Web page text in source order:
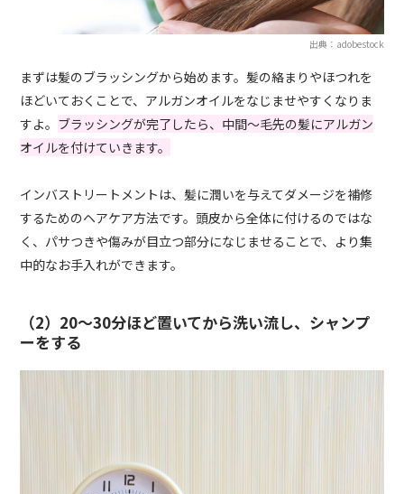
出典：adobestock
まずは髪のブラッシングから始めます。髪の絡まりやほつれを
ほどいておくことで、アルガンオイルをなじませやすくなりま
すよ。 ブラッシングが完了したら、中間～毛先の髪にアルガン
オイルを付けていきます。
インバストリートメントは、髪に潤いを与えてダメージを補修
するためのヘアケア方法です。頭皮から全体に付けるのではな
く、パサつきや傷みが目立つ部分になじませることで、より集
中的なお手入れができます。
（2）20～30分ほど置いてから洗い流し、シャンプ
ーをする